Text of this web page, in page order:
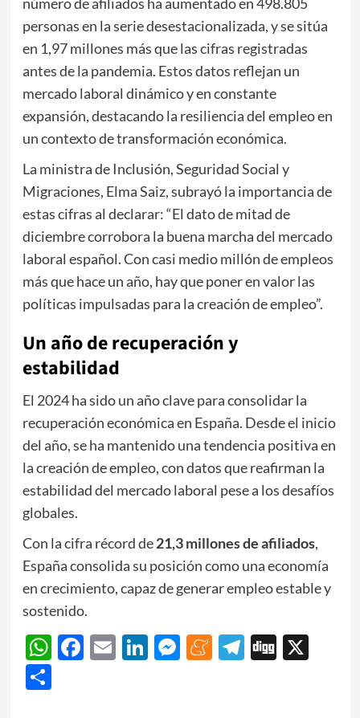
personas en la serie desestacionalizada, y se sitúa
en 1,97 millones más que las cifras registradas
antes de la pandemia. Estos datos reflejan un
mercado laboral dinámico y en constante
expansión, destacando la resiliencia del empleo en
un contexto de transformación económica.
La ministra de Inclusión, Seguridad Social y
Migraciones, Elma Saiz, subrayó la importancia de
estas cifras al declarar: “El dato de mitad de
diciembre corrobora la buena marcha del mercado
laboral español. Con casi medio millón de empleos
más que hace un año, hay que poner en valor las
políticas impulsadas para la creación de empleo”.
Un año de recuperación y
estabilidad
El 2024 ha sido un año clave para consolidar la
recuperación económica en España. Desde el inicio
del año, se ha mantenido una tendencia positiva en
la creación de empleo, con datos que reafirman la
estabilidad del mercado laboral pese a los desafíos
globales.
Con la cifra récord de21,3 millones de afiliados,
España consolida su posición como una economía
en crecimiento, capaz de generar empleo estable y
sostenido.
WhatsApp
Facebook
EmailLinkedIn
Messenger
Meneame
Telegram
Digg
X
Share